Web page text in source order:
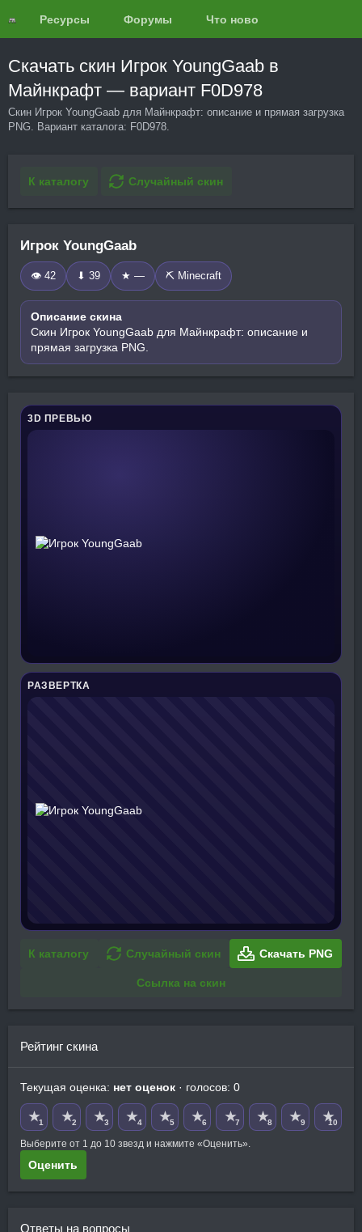
Ресурсы Форумы Что нового?
Скачать скин Игрок YoungGaab в
Майнкрафт — вариант F0D978
Скин Игрок YoungGaab для Майнкрафт: описание и прямая загрузка
PNG. Вариант каталога: F0D978.
К каталогу Случайный скин
Игрок YoungGaab
👁 42 ⬇ 39 ★ — ⛏️ Minecraft
Описание скина
Скин Игрок YoungGaab для Майнкрафт: описание и
прямая загрузка PNG.
3D ПРЕВЬЮ
РАЗВЕРТКА
К каталогу Случайный скин Скачать PNG
Ссылка на скин
Рейтинг скина
Текущая оценка: нет оценок · голосов: 0
★1 ★2 ★3 ★4 ★5 ★6 ★7 ★8 ★9 ★10
Выберите от 1 до 10 звезд и нажмите «Оценить».
Оценить
Ответы на вопросы